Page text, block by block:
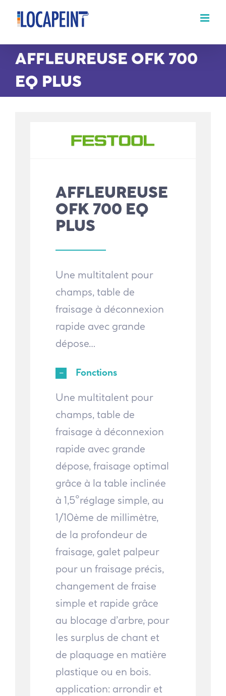
Passer
contenu
AFFLEUREUSE OFK 700
EQ PLUS
AFFLEUREUSE
OFK 700 EQ
PLUS
Une multitalent pour
champs, table de
fraisage à déconnexion
rapide avec grande
dépose…
Fonctions
Une multitalent pour
champs, table de
fraisage à déconnexion
rapide avec grande
dépose, fraisage optimal
grâce à la table inclinée
à 1,5°réglage simple, au
1/10ème de millimètre,
de la profondeur de
fraisage, galet palpeur
pour un fraisage précis,
changement de fraise
simple et rapide grâce
au blocage d’arbre, pour
les surplus de chant et
de plaquage en matière
plastique ou en bois.
application: arrondir et